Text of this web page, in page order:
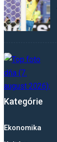
Kategórie
Ekonomika